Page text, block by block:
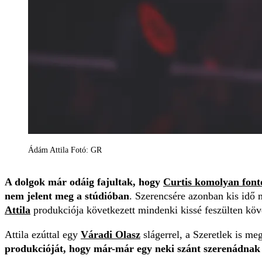
Ádám Attila Fotó: GR
A dolgok már odáig fajultak, hogy Curtis komolyan
nem jelent meg a stúdióban. Szerencsére azonban kis
Attila produkciója következett mindenki kissé feszülten
Attila ezúttal egy Váradi Olasz slágerrel, a Szeretlek is
produkcióját, hogy már-már egy neki szánt